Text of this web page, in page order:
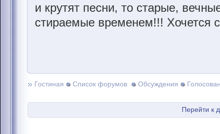
и крутят песни, то старые,
стираемые временем!!! Хочется
» Гостиная Список форумов Обсуждения
Перейти к